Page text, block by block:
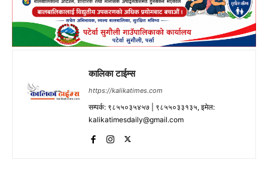
कालिका टाईम्स
https://kalikatimes.com
सम्पर्क: ९८५५०३५४५७ | ९८५५०३३१३५, इमेल:
kalikatimesdaily@gmail.com